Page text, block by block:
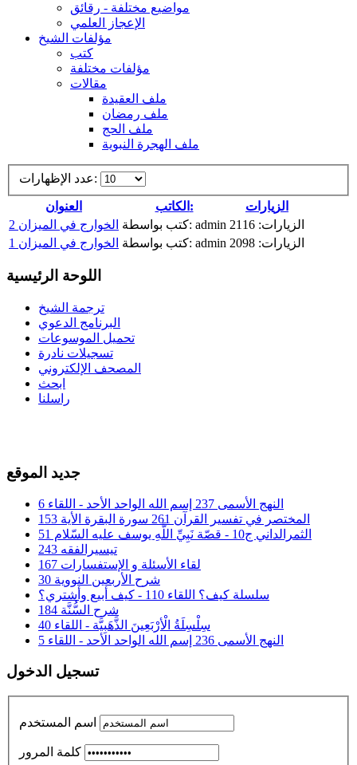
مواضيع مختلفة - رقائق
الإعجاز العلمي
مؤلفات الشيخ
كتب
مؤلفات مختلفة
مقالات
ملف العقيدة
ملف رمضان
ملف الحج
ملف الهجرة النبوية
عدد الإظهارات:
العنوان الكاتب:
الزيارات
الخوارج في الميزان 2
كتب بواسطة: admin
الزيارات: 2116
الخوارج في الميزان 1
كتب بواسطة: admin الزيارات: 2098
اللوحة الرئيسية
ترجمة الشيخ
البرنامج الدعوي
تحميل الموسوعات
تسجيلات نادرة
المصحف الإلكتروني
ابحث
راسلنا
جديد الموقع
النهج الأسمى 237 إسم الله الواحد الأحد - اللقاء 6
المختصر في تفسير القرآن 261 سورة البقرة الأية 153
الثمرالداني ج10 - قصّة نَبِيِّ اللَّهِ يوسف عليه السّلام 51
تيسيرالفقه 243
لقاء الأسئلة و الإستفسارات 167
شرح الأربعين النووية 30
سلسلة كيف؟ اللقاء 110 - كيف أبيع وأشتري؟
شرح السُّنَّة 184
سِلْسِلَةُ الْأرْبَعِينَ الذَّهَبِيَّة - اللقاء 40
النهج الأسمى 236 إسم الله الواحد الأحد - اللقاء 5
تسجيل الدخول
اسم المستخدم
كلمة المرور